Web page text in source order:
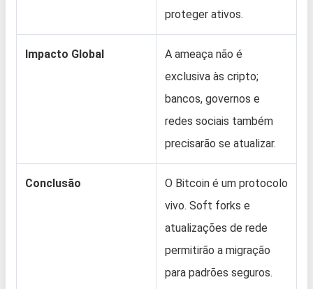
proteger ativos.
Impacto Global
A ameaça não é
exclusiva às cripto;
bancos, governos e
redes sociais também
precisarão se atualizar.
Conclusão
O Bitcoin é um protocolo
vivo. Soft forks e
atualizações de rede
permitirão a migração
para padrões seguros.